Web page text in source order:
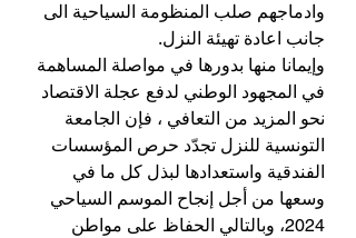
وادماجهم صلب المنظومة السياحية الى
جانب اعادة تهيئة النزل.
وإيمانا منها بدورها في مواصلة المساهمة
في المجهود الوطني لدفع عجلة الاقتصاد
نحو المزيد من التعافي ، فإن الجامعة
التونسية للنزل تجدّد حرص المؤسسات
الفندقية واستعدادها لبذل كل ما في
وسعها من أجل إنجاح الموسم السياحي
2024، وبالتالي الحفاظ على مواطن